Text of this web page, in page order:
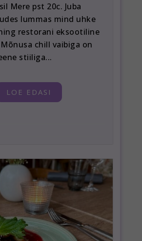
Mere pst 20c. Juba
lummas mind uhke
restorani eksootiline
chill vaibiga on
stiiliga...
LOE EDASI